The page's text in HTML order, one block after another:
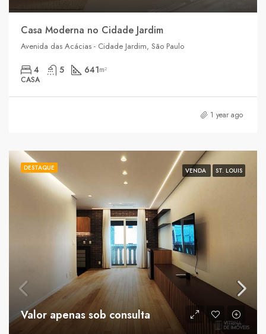
Casa Moderna no Cidade Jardim
Avenida das Acácias - Cidade Jardim, São Paulo
4 5 641m²
CASA
1 year ago
DESTAQUE VENDA ST. LOUIS
Valor apenas sob consulta